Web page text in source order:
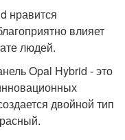
нравится
влияет
людей.
Opal Hybrid - это
двойной тип